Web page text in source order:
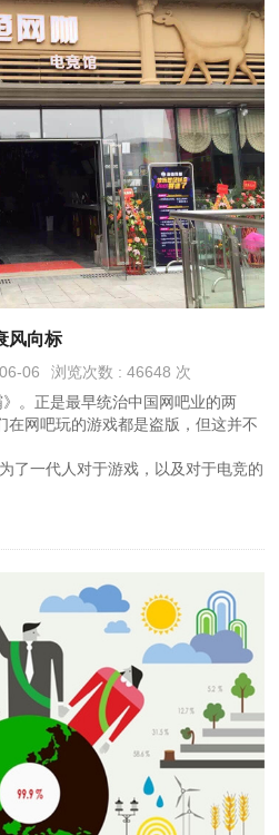
风向标
06
浏览次数 : 46648 次
。正是最早统治中国网吧业的两
在网吧玩的游戏都是盗版，但这并不
了一代人对于游戏，以及对于电竞的